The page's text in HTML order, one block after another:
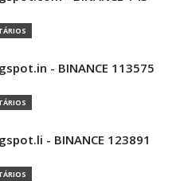
- BINANCE 113575
- BINANCE 123891